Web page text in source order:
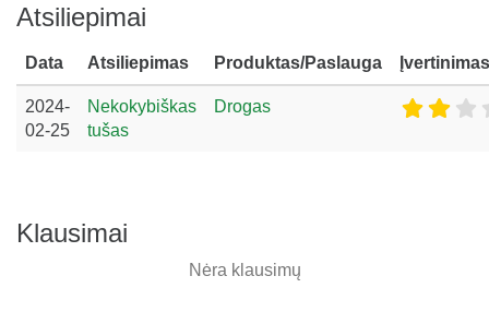
Atsiliepimai
Data Atsiliepimas Produktas/Paslauga Įvertinimas
2024-
02-25
Nekokybiškas
tušas
Drogas
Klausimai
Nėra klausimų